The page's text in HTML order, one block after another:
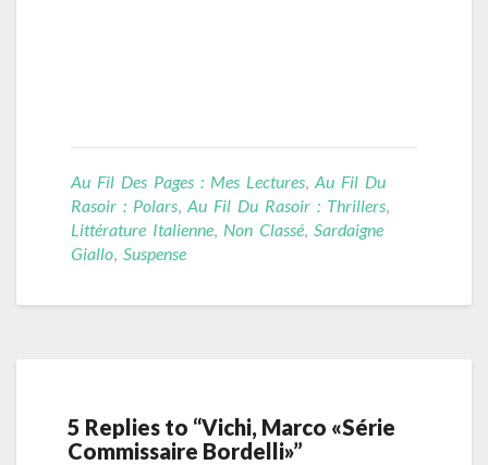
Au Fil Des Pages : Mes Lectures Au Fil Du
Rasoir : Polars Au Fil Du Rasoir : Thrillers
Littérature Italienne Non Classé Sardaigne
Giallo Suspense
5 Replies to “Vichi, Marco «Série
Commissaire Bordelli»”